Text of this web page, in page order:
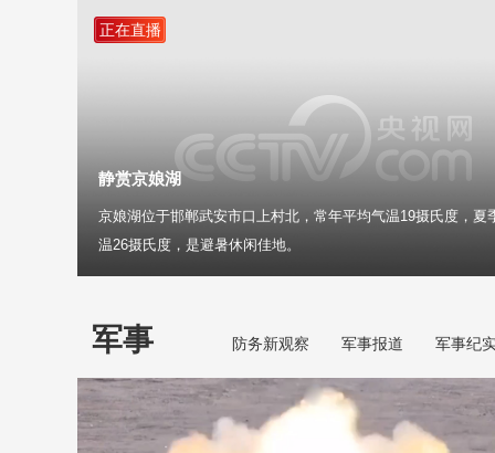
正在直播
静赏京娘湖
京娘湖位于邯郸武安市口上村北，常年平均气温19摄氏度，夏
温26摄氏度，是避暑休闲佳地。
军事 防务新观察 军事报道 军事纪